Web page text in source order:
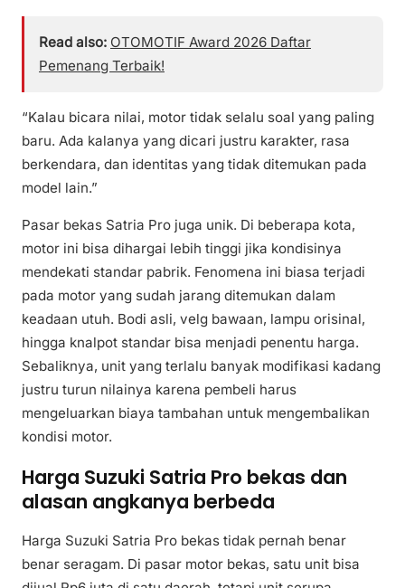
Read also: OTOMOTIF Award 2026 Daftar
Pemenang Terbaik!
“Kalau bicara nilai, motor tidak selalu soal yang paling
baru. Ada kalanya yang dicari justru karakter, rasa
berkendara, dan identitas yang tidak ditemukan pada
model lain.”
Pasar bekas Satria Pro juga unik. Di beberapa kota,
motor ini bisa dihargai lebih tinggi jika kondisinya
mendekati standar pabrik. Fenomena ini biasa terjadi
pada motor yang sudah jarang ditemukan dalam
keadaan utuh. Bodi asli, velg bawaan, lampu orisinal,
hingga knalpot standar bisa menjadi penentu harga.
Sebaliknya, unit yang terlalu banyak modifikasi kadang
justru turun nilainya karena pembeli harus
mengeluarkan biaya tambahan untuk mengembalikan
kondisi motor.
Harga Suzuki Satria Pro bekas dan
alasan angkanya berbeda
Harga Suzuki Satria Pro bekas tidak pernah benar
benar seragam. Di pasar motor bekas, satu unit bisa